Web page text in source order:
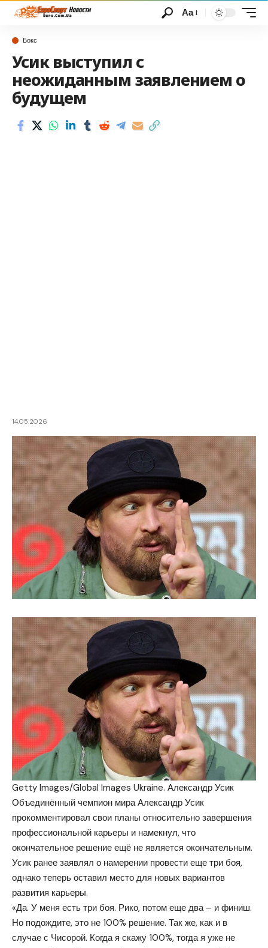
Аа
Бокс
Усик выступил с
неожиданным заявлением о
будущем
14.05.2026
Getty Images/Global Images Ukraine. Александр Усик
Объединённый чемпион мира Александр Усик
прокомментировал свои планы относительно завершения
профессиональной карьеры и намекнул, что
окончательное решение ещё не является окончательным.
Усик ранее заявлял о намерении провести еще три боя,
однако теперь оставил место для новых вариантов
развития карьеры.
«Да. У меня есть три боя. Рико, потом еще два – и финиш.
Но подождите, это не 100% решение. Так же, как и в
случае с Чисорой. Когда я скажу 100%, тогда я уже не